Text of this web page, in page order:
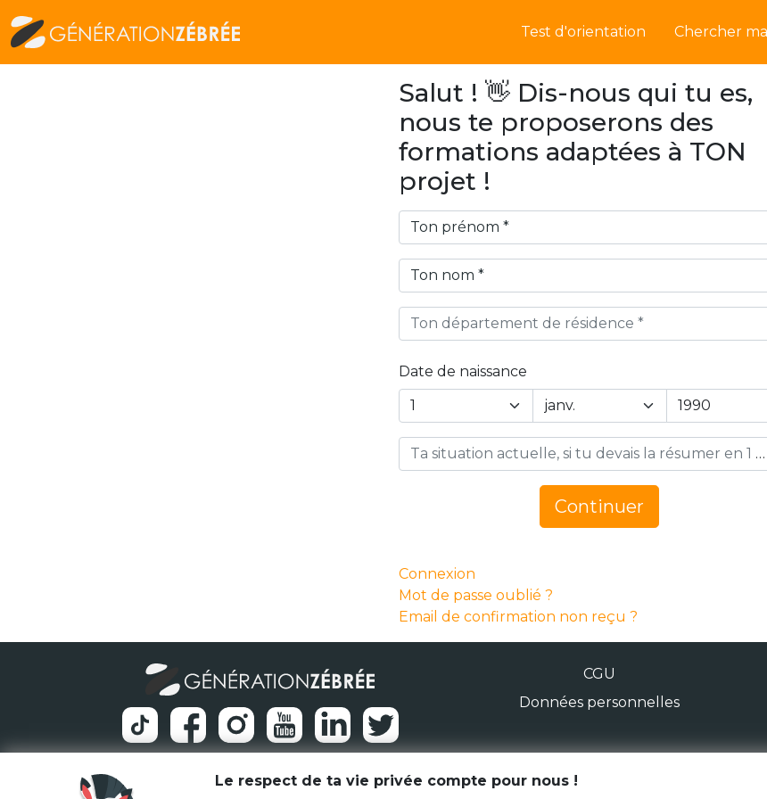
Test d'orientation Chercher
Salut ! 👋 Dis-nous qui tu es,
nous te proposerons des
formations adaptées à TON
projet !
Ton département de résidence *
Date de naissance
Year
Ta situation actuelle, si tu devais la résumer en 1 mot… *
Continuer
Connexion
Mot de passe oublié ?
Email de confirmation non reçu ?
CGU
Données personnelles
© Génération Zébrée 2026
Le respect de ta vie privée compte pour nous !